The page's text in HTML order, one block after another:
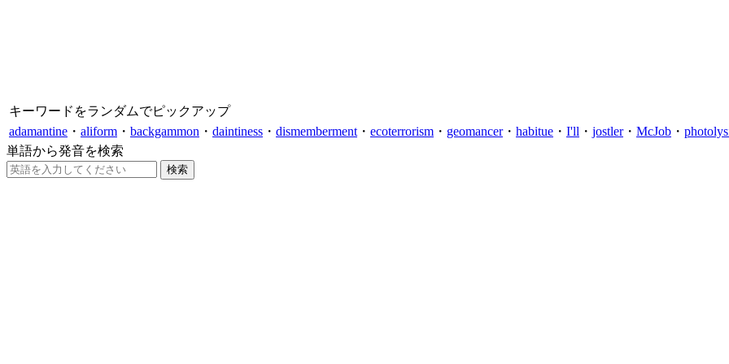
キーワードをランダムでピックアップ
adamantine ・ aliform ・ backgammon ・ daintiness ・ dismemberment ・ ecoterrorism ・ geomancer・ habitue ・ I'll ・ jostler・ McJob ・
単語から発音を検索